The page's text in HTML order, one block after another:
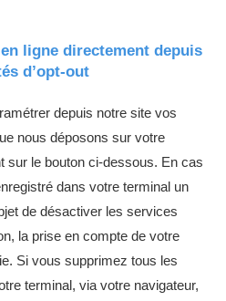
ligne directement depuis
d’opt-out
depuis notre site vos
nous déposons sur votre
sur le bouton ci-dessous. En cas
dans votre terminal un
de désactiver les services
la prise en compte de votre
Si vous supprimez tous les
terminal, via votre navigateur,